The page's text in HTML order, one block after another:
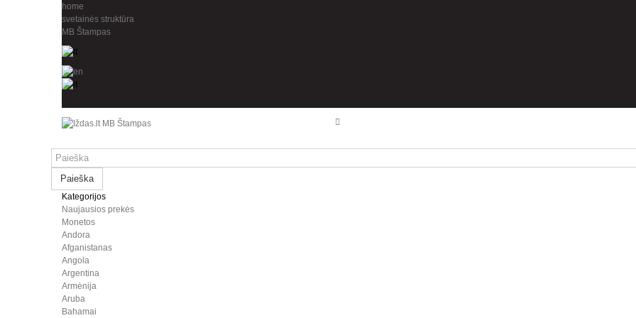
home
svetainės struktūra
MB Štampas
Paieška
Kategorijos
Naujausios prekės
Monetos
Andora
Afganistanas
Angola
Argentina
Armėnija
Aruba
Bahamai